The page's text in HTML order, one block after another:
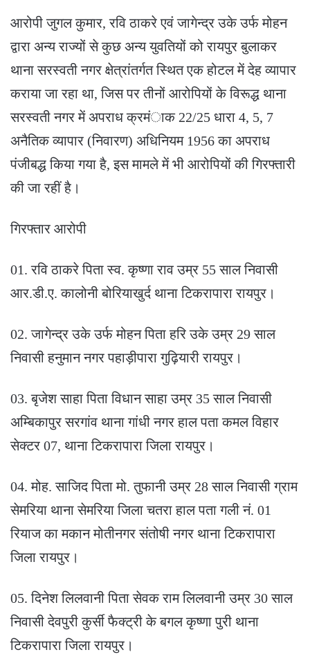
आरोपी जुगल कुमार, रवि ठाकरे एवं जागेन्द्र उके उर्फ मोहन
द्वारा अन्य राज्यों से कुछ अन्य युवतियों को रायपुर बुलाकर
थाना सरस्वती नगर क्षेत्रांतर्गत स्थित एक होटल में देह व्यापार
कराया जा रहा था, जिस पर तीनों आरोपियों के विरूद्ध थाना
सरस्वती नगर में अपराध क्रमंाक 22/25 धारा 4, 5, 7
अनैतिक व्यापार (निवारण) अधिनियम 1956 का अपराध
पंजीबद्ध किया गया है, इस मामले में भी आरोपियों की गिरफ्तारी
की जा रहीं है।
गिरफ्तार आरोपी
01. रवि ठाकरे पिता स्व. कृष्णा राव उम्र 55 साल निवासी
आर.डी.ए. कालोनी बोरियाखुर्द थाना टिकरापारा रायपुर।
02. जागेन्द्र उके उर्फ मोहन पिता हरि उके उम्र 29 साल
निवासी हनुमान नगर पहाड़ीपारा गुढ़ियारी रायपुर।
03. बृजेश साहा पिता विधान साहा उम्र 35 साल निवासी
अम्बिकापुर सरगांव थाना गांधी नगर हाल पता कमल विहार
सेक्टर 07, थाना टिकरापारा जिला रायपुर।
04. मोह. साजिद पिता मो. तुफानी उम्र 28 साल निवासी ग्राम
सेमरिया थाना सेमरिया जिला चतरा हाल पता गली नं. 01
रियाज का मकान मोतीनगर संतोषी नगर थाना टिकरापारा
जिला रायपुर।
05. दिनेश लिलवानी पिता सेवक राम लिलवानी उम्र 30 साल
निवासी देवपुरी कुर्सी फैक्ट्री के बगल कृष्णा पुरी थाना
टिकरापारा जिला रायपुर।